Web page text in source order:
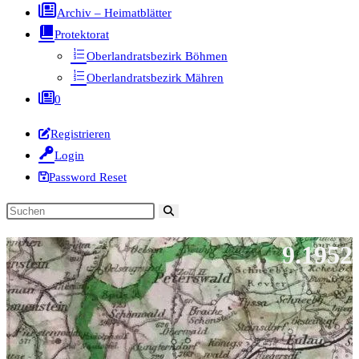
Archiv – Heimatblätter
Protektorat
Oberlandratsbezirk Böhmen
Oberlandratsbezirk Mähren
0
Registrieren
Login
Password Reset
Diese
durchsuchen
9.1952